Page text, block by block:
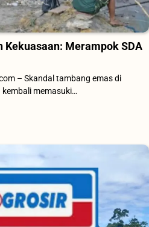
Kekuasaan: Merampok SDA
– Skandal tambang emas di
memasuki…